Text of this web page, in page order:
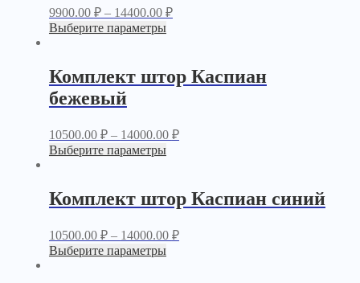
9900.00 ₽– 14400.00 ₽
Выберите параметры
Комплект штор Каспиан
бежевый
10500.00 ₽– 14000.00 ₽
Выберите параметры
Комплект штор Каспиан синий
10500.00 ₽– 14000.00 ₽
Выберите параметры